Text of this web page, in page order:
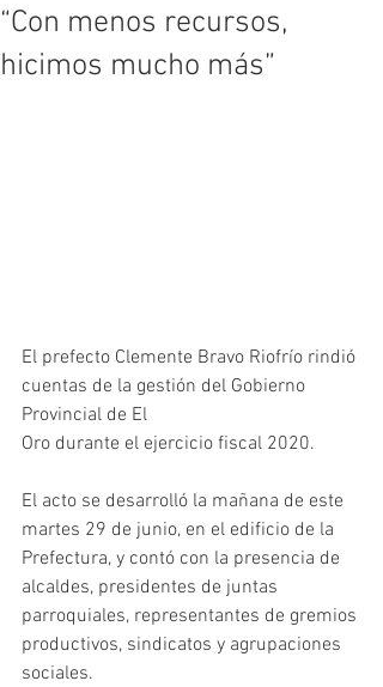
“Con menos recursos,
hicimos mucho más”
El prefecto Clemente Bravo Riofrío rindió
cuentas de la gestión del Gobierno
Provincial de El
Oro durante el ejercicio fiscal 2020.
El acto se desarrolló la mañana de este
martes 29 de junio, en el edificio de la
Prefectura, y contó con la presencia de
alcaldes, presidentes de juntas
parroquiales, representantes de gremios
productivos, sindicatos y agrupaciones
sociales.